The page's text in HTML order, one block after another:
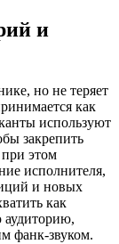
и
но не теряет
как
используют
закрепить
этом
исполнителя,
и новых
как
аудиторию,
фанк-звуком.